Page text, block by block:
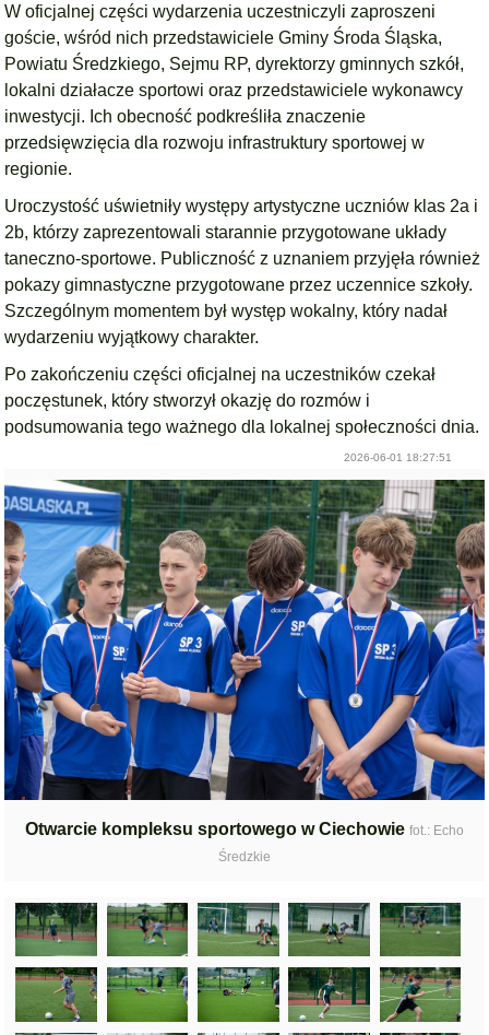
W oficjalnej części wydarzenia uczestniczyli zaproszeni
goście, wśród nich przedstawiciele Gminy Środa Śląska,
Powiatu Średzkiego, Sejmu RP, dyrektorzy gminnych szkół,
lokalni działacze sportowi oraz przedstawiciele wykonawcy
inwestycji. Ich obecność podkreśliła znaczenie
przedsięwzięcia dla rozwoju infrastruktury sportowej w
regionie.
Uroczystość uświetniły występy artystyczne uczniów klas 2a i
2b, którzy zaprezentowali starannie przygotowane układy
taneczno-sportowe. Publiczność z uznaniem przyjęła również
pokazy gimnastyczne przygotowane przez uczennice szkoły.
Szczególnym momentem był występ wokalny, który nadał
wydarzeniu wyjątkowy charakter.
Po zakończeniu części oficjalnej na uczestników czekał
poczęstunek, który stworzył okazję do rozmów i
podsumowania tego ważnego dla lokalnej społeczności dnia.
2026-06-01 18:27:51
Otwarcie kompleksu sportowego w Ciechowie fot.: Echo
Średzkie